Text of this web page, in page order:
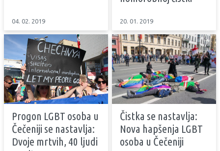
04. 02. 2019 20. 01. 2019
Progon LGBT osoba u
Čečeniji se nastavlja:
Dvoje mrtvih, 40 ljudi
Čistka se nastavlja:
Nova hapšenja LGBT
osoba u Čečeniji